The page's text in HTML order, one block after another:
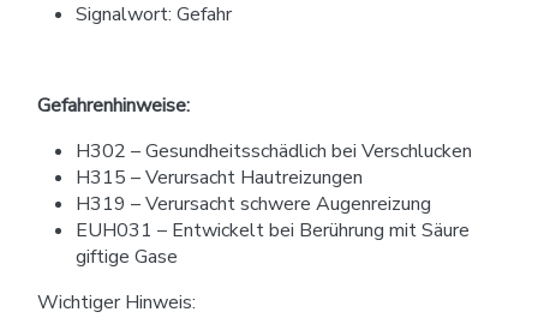
Signalwort: Gefahr
Gefahrenhinweise:
H302 – Gesundheitsschädlich bei Verschlucken
H315 – Verursacht Hautreizungen
H319 – Verursacht schwere Augenreizung
EUH031 – Entwickelt bei Berührung mit Säure
giftige Gase
Wichtiger Hinweis: